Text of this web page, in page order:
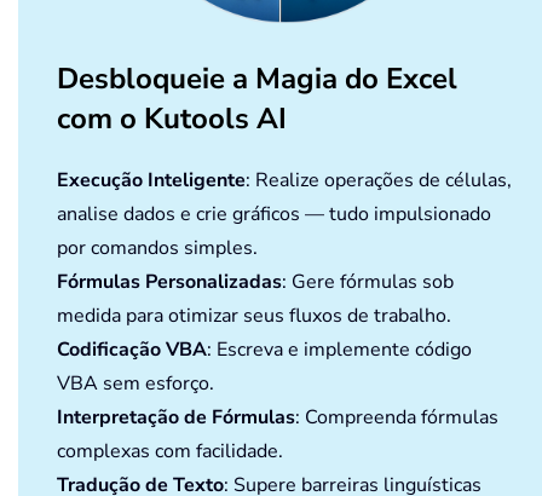
Desbloqueie a Magia do Excel
com o Kutools AI
Execução Inteligente: Realize operações de células,
analise dados e crie gráficos — tudo impulsionado
por comandos simples.
Fórmulas Personalizadas: Gere fórmulas sob
medida para otimizar seus fluxos de trabalho.
Codificação VBA: Escreva e implemente código
VBA sem esforço.
Interpretação de Fórmulas: Compreenda fórmulas
complexas com facilidade.
Tradução de Texto: Supere barreiras linguísticas